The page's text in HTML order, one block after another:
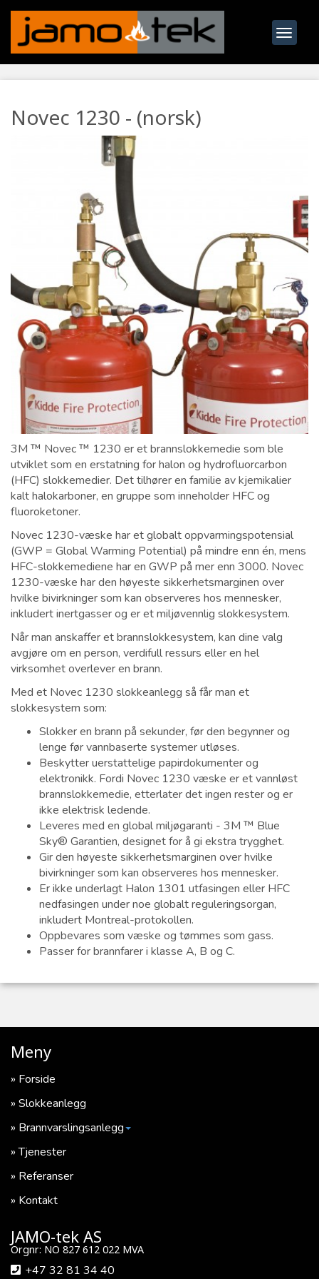
Toggle
Novec 1230 - (norsk)
3M ™ Novec ™ 1230 er et brannslokkemedie som ble
utviklet som en erstatning for halon og hydrofluorcarbon
(HFC) slokkemedier. Det tilhører en familie av kjemikalier
kalt halokarboner, en gruppe som inneholder HFC og
fluoroketoner.
Novec 1230-væske har et globalt oppvarmingspotensial
(GWP = Global Warming Potential) på mindre enn én, mens
HFC-slokkemediene har en GWP på mer enn 3000. Novec
1230-væske har den høyeste sikkerhetsmarginen over
hvilke bivirkninger som kan observeres hos mennesker,
inkludert inertgasser og er et miljøvennlig slokkesystem.
Når man anskaffer et brannslokkesystem, kan dine valg
avgjøre om en person, verdifull ressurs eller en hel
virksomhet overlever en brann.
Med et Novec 1230 slokkeanlegg så får man et
slokkesystem som:
Slokker en brann på sekunder, før den begynner og
lenge før vannbaserte systemer utløses.
Beskytter uerstattelige papirdokumenter og
elektronikk. Fordi Novec 1230 væske er et vannløst
brannslokkemedie, etterlater det ingen rester og er
ikke elektrisk ledende.
Leveres med en global miljøgaranti - 3M ™ Blue
Sky® Garantien, designet for å gi ekstra trygghet.
Gir den høyeste sikkerhetsmarginen over hvilke
bivirkninger som kan observeres hos mennesker.
Er ikke underlagt Halon 1301 utfasingen eller HFC
nedfasingen under noe globalt reguleringsorgan,
inkludert Montreal-protokollen.
Oppbevares som væske og tømmes som gass.
Passer for brannfarer i klasse A, B og C.
Meny
Forside
Slokkeanlegg
Brannvarslingsanlegg
Tjenester
Referanser
Kontakt
JAMO-tek AS
Orgnr: NO 827 612 022 MVA
+47 32 81 34 40